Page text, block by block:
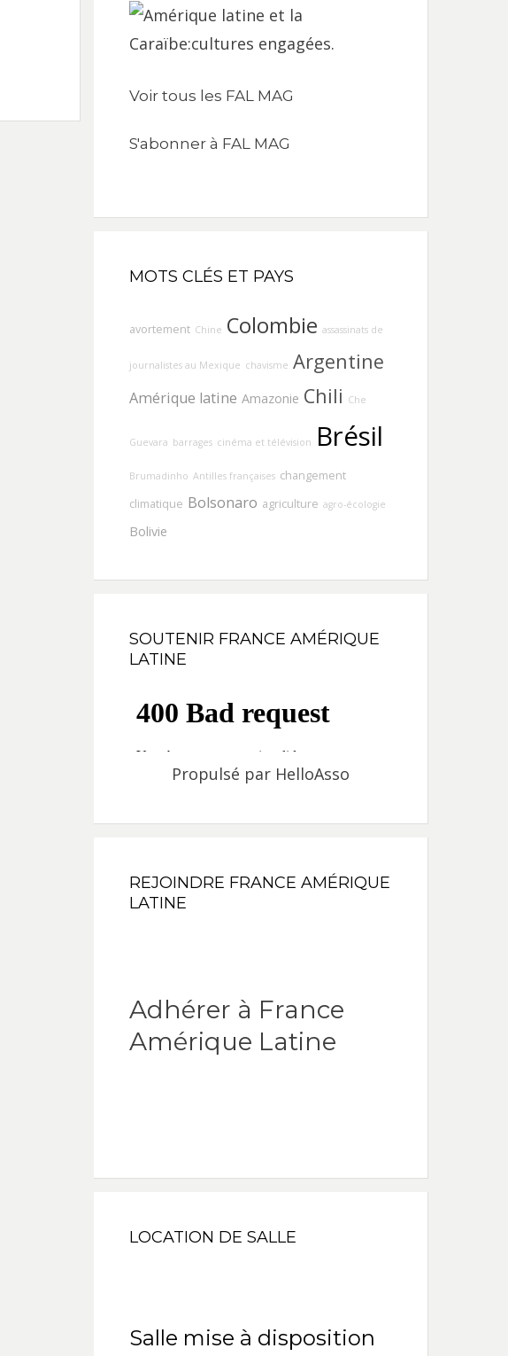
Voir tous les FAL MAG
S'abonner à FAL MAG
MOTS CLÉS ET PAYS
avortement Chine Colombie assassinats de
journalistes au Mexique chavisme Argentine
Amérique latine Amazonie Chili Che
Guevara barrages cinéma et télévision Brésil
Brumadinho Antilles françaises changement
climatique Bolsonaro agriculture agro-écologie
Bolivie
SOUTENIR FRANCE AMÉRIQUE
LATINE
Propulsé par HelloAsso
REJOINDRE FRANCE AMÉRIQUE
LATINE
Adhérer à France
Amérique Latine
LOCATION DE SALLE
Salle mise à disposition